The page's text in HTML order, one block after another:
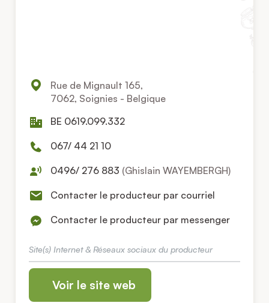
Rue de Mignault 165,
7062, Soignies - Belgique
BE 0619.099.332
067/ 44 21 10
0496/ 276 883 (Ghislain WAYEMBERGH)
Contacter le producteur par courriel
Contacter le producteur par messenger
Site(s) Internet & Réseaux sociaux du producteur
Voir le site web